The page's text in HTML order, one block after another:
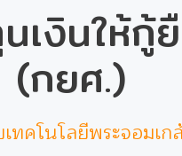
เงินให้กู้
(กยศ.)
ทคโนโลยีพระจอมเ